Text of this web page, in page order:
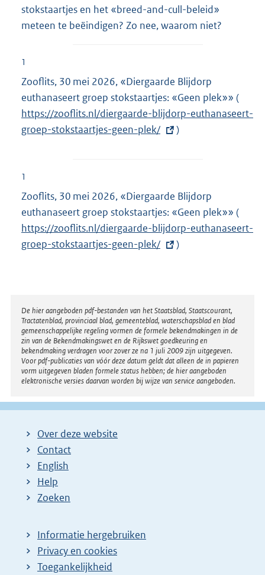
stokstaartjes en het «breed-and-cull-beleid»
meteen te beëindigen? Zo nee, waarom niet?
1
Zooflits, 30 mei 2026, «Diergaarde Blijdorp
euthanaseert groep stokstaartjes: «Geen plek»» (
x
i
https://zooflits.nl/diergaarde-blijdorp-euthanaseert-
groep-stokstaartjes-geen-plek/
)
1
Zooflits, 30 mei 2026, «Diergaarde Blijdorp
euthanaseert groep stokstaartjes: «Geen plek»» (
x
https://zooflits.nl/diergaarde-blijdorp-euthanaseert-
groep-stokstaartjes-geen-plek/
)
Disclaimer
De hier aangeboden pdf-bestanden van het Staatsblad, Staatscourant,
Tractatenblad, provinciaal blad, gemeenteblad, waterschapsblad en blad
gemeenschappelijke regeling vormen de formele bekendmakingen in de
zin van de Bekendmakingswet en de Rijkswet goedkeuring en
bekendmaking verdragen voor zover ze na 1 juli 2009 zijn uitgegeven.
Voor pdf-publicaties van vóór deze datum geldt dat alleen de in papieren
vorm uitgegeven bladen formele status hebben; de hier aangeboden
elektronische versies daarvan worden bij wijze van service aangeboden.
Over deze website
Contact
English
Help
Zoeken
Informatie hergebruiken
Privacy en cookies
Toegankelijkheid